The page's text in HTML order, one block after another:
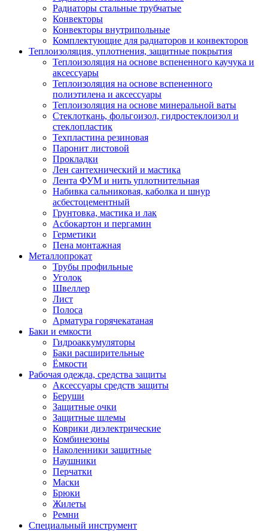
Радиаторы стальные трубчатые
Конвекторы
Конвекторы внутрипольные
Комплектующие для радиаторов и конвекторов
Теплоизоляция, уплотнения, защитные покрытия
Теплоизоляция на основе вспененного каучука и
аксессуары
Теплоизоляция на основе вспененного
полиэтилена и аксессуары
Теплоизоляция на основе минеральной ваты
Стеклоткань, фольгоизол, гидростеклоизол и
стеклопластик
Техпластина резиновая
Паронит листовой
Прокладки
Лен сантехнический и мастика
Лента ФУМ и нить уплотнительная
Набивка сальниковая, каболка и шнур
асбестоцементный
Грунтовка, мастика и лак
Асбокартон и пергамин
Герметики
Пена монтажная
Металлопрокат
Трубы профильные
Уголок
Швеллер
Лист
Полоса
Арматура горячекатаная
Баки и емкости
Гидроаккумуляторы
Баки расширительные
Ёмкости
Рабочая одежда, средства защиты
Аксессуары средств защиты
Беруши
Защитные очки
Защитные шлемы
Коврики диэлектрические
Комбинезоны
Наколенники защитные
Наушники
Перчатки
Маски
Брюки
Жилеты
Ремни
Специальный инструмент